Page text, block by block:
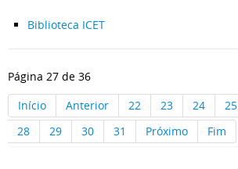
Biblioteca ICET
Página 27 de 36
Início
Anterior 22 23 24 25
28
29 30 31 Próximo Fim